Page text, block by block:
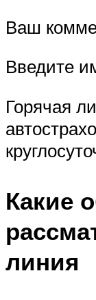
Ваш
Введите
Горячая
Какие
линия